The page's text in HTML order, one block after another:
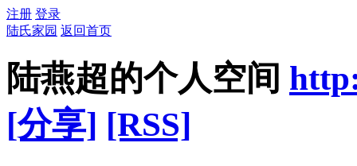
注册 登录
陆氏家园 返回首页
陆燕超的个人空间
[分享] [RSS]